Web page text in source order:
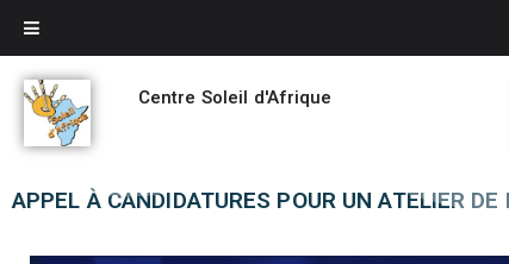
Centre Soleil d'Afrique
APPEL À CANDIDATURES POUR UN ATELIER